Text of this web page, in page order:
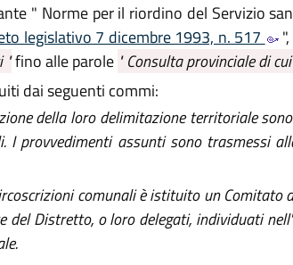
" Norme per il riordino del Servizio
legislativo 7 dicembre 1993, n. 517 ",
"fino alle parole " Consulta provinciale di
dai seguenti commi:
della loro delimitazione territoriale
provvedimenti assunti sono trasmessi
comunali è istituito un Comitato
del Distretto, o loro delegati, individuati